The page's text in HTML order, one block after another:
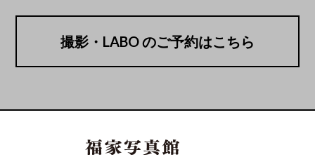
撮影・LABO のご予約はこちら